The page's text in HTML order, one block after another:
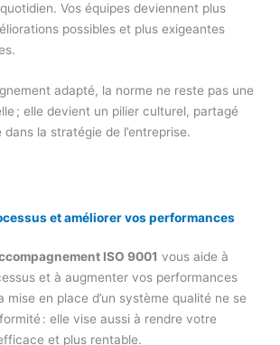
Vos équipes deviennent plus
possibles et plus exigeantes
adapté, la norme ne reste pas une
; elle devient un pilier culturel, partagé
la stratégie de l’entreprise.
et améliorer vos performances
ISO 9001 vous aide à
et à augmenter vos performances
mise en place d’un système qualité ne se
: elle vise aussi à rendre votre
et plus rentable.